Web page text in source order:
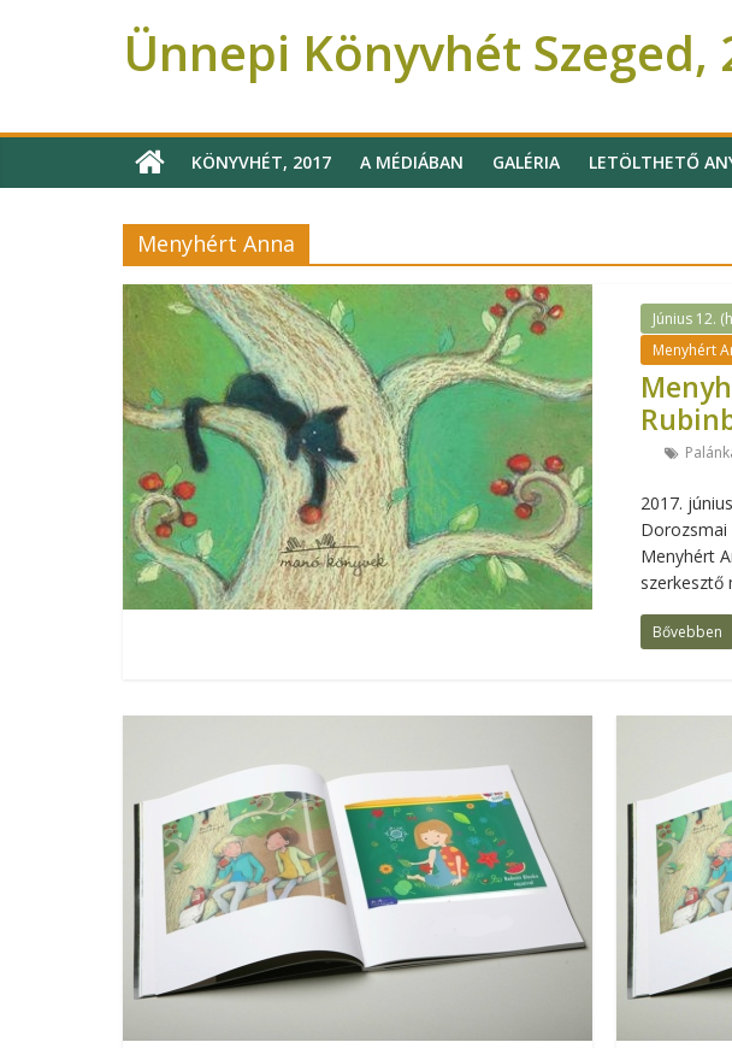
Ünnepi Könyvhét Szeged,
KÖNYVHÉT, 2017 A MÉDIÁBAN GALÉRIA LETÖLTHETŐ
Menyhért Anna
Június 12.
Menyhért
2017.
Dorozsmai
Menyhért
szerkesztő
Bővebben